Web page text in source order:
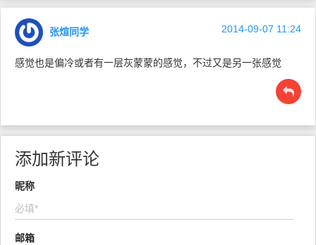
张煊同学 2014-09-07 11:24
感觉也是偏冷或者有一层灰蒙蒙的感觉，不过又是另一张感觉
添加新评论
昵称
邮箱